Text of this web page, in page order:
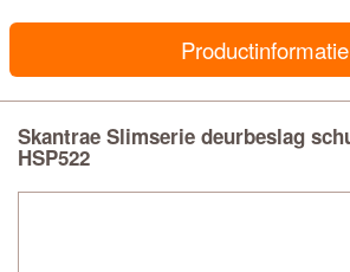
Productinformatie
Skantrae Slimserie deurbeslag
HSP522